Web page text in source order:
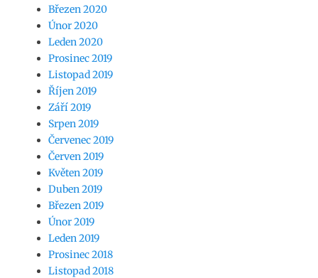
Březen 2020
Únor 2020
Leden 2020
Prosinec 2019
Listopad 2019
Říjen 2019
Září 2019
Srpen 2019
Červenec 2019
Červen 2019
Květen 2019
Duben 2019
Březen 2019
Únor 2019
Leden 2019
Prosinec 2018
Listopad 2018